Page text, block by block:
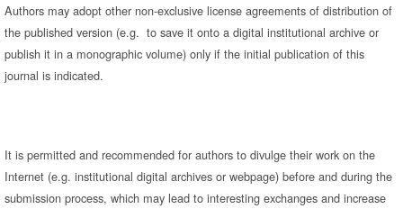
Authors may adopt other non-exclusive license agreements of distribution of
the published version (e.g. to save it onto a digital institutional archive or
publish it in a monographic volume) only if the initial publication of this
journal is indicated.
It is permitted and recommended for authors to divulge their work on the
Internet (e.g. institutional digital archives or webpage) before and during the
submission process, which may lead to interesting exchanges and increase